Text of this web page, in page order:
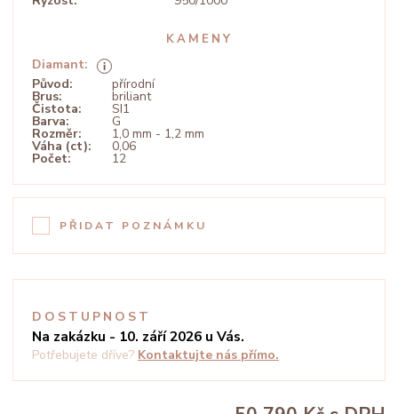
KAMENY
Diamant:
Původ:
přírodní
Brus: briliant
Čistota: SI1
Barva: G
Rozměr: 1,0 mm - 1,2 mm
Váha (ct): 0,06
Počet: 12
PŘIDAT POZNÁMKU
DOSTUPNOST
Na zakázku - 10. září 2026 u Vás.
Potřebujete dříve? Kontaktujte nás přímo.